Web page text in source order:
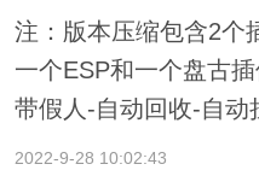
注：版本压缩包含2个
一个ESP和一个盘古
带假人-自动回收-自动
2022-9-28 10:02:43